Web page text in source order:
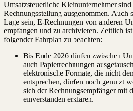
Umsatzsteuerliche Kleinunternehmer
Rechnungsstellung ausgenommen. Auch
Lage sein, E-Rechnungen von anderen
empfangen und zu archivieren. Zeitlich
folgender Fahrplan zu beachten:
Bis Ende 2026 dürfen zwischen
auch Papierrechnungen
elektronische Formate, die nicht
entsprechen, dürfen noch genutzt
sich der Rechnungsempfänger mit
einverstanden erklären.